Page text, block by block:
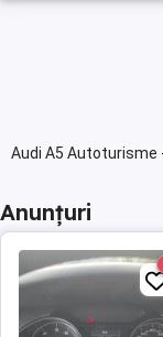
Audi A5 Autoturisme
Anunțuri